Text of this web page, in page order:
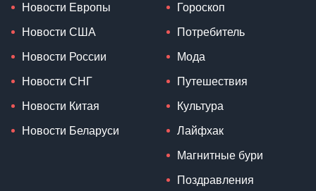
Новости Европы
Новости США
Новости России
Новости СНГ
Новости Китая
Новости Беларуси
Гороскоп
Потребитель
Мода
Путешествия
Культура
Лайфхак
Магнитные бури
Поздравления